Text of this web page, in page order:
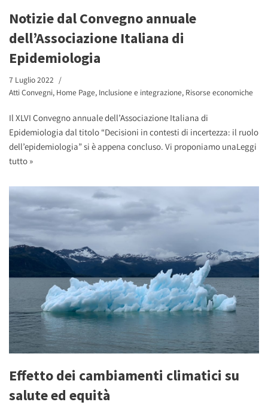
Notizie dal Convegno annuale
dell’Associazione Italiana di
Epidemiologia
7 Luglio 2022
Atti Convegni, Home Page, Inclusione e integrazione, Risorse economiche
Il XLVI Convegno annuale dell’Associazione Italiana di
Epidemiologia dal titolo “Decisioni in contesti di incertezza: il ruolo
dell’epidemiologia” si è appena concluso. Vi proponiamo unaLeggi
tutto »
Effetto dei cambiamenti climatici su
salute ed equità